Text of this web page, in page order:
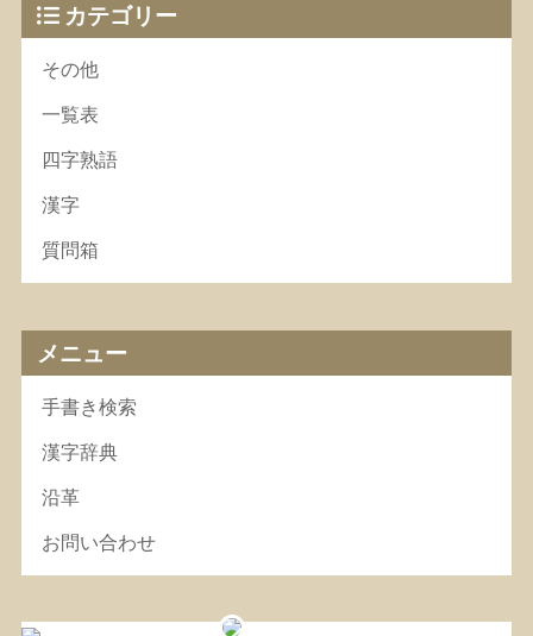
カテゴリー
その他
一覧表
四字熟語
漢字
質問箱
メニュー
手書き検索
漢字辞典
沿革
お問い合わせ